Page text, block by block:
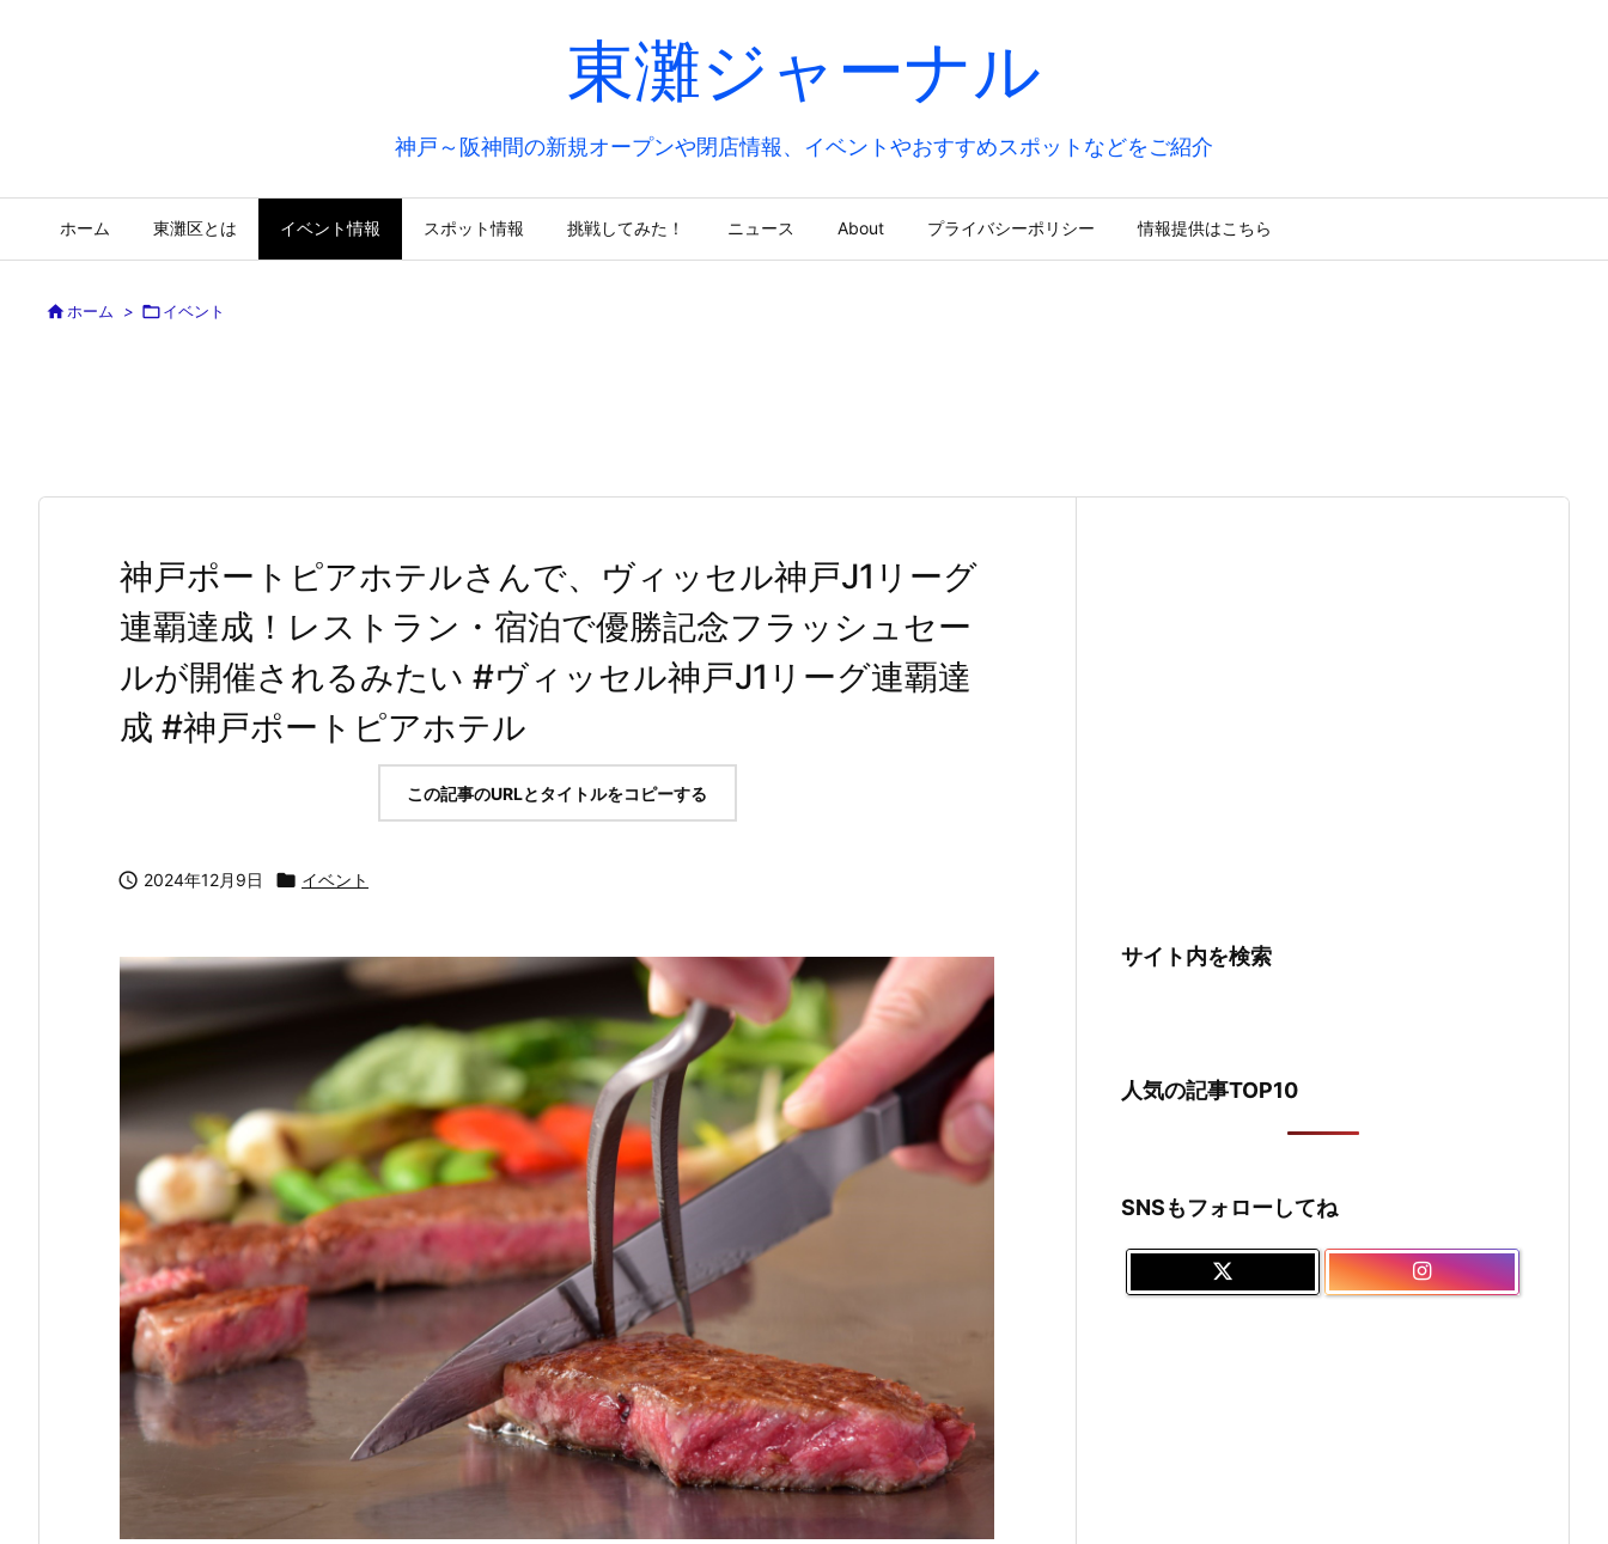
東灘ジャーナル
神戸～阪神間の新規オープンや閉店情報、イベントやおすすめスポットなどをご紹介
ホーム 東灘区とは イベント情報 スポット情報 挑戦してみた！ ニュース About プライバシーポリシー 情報提供はこちら
ホーム > イベント
神戸ポートピアホテルさんで、ヴィッセル神戸J1リーグ
連覇達成！レストラン・宿泊で優勝記念フラッシュセー
ルが開催されるみたい #ヴィッセル神戸J1リーグ連覇達
成 #神戸ポートピアホテル
この記事のURLとタイトルをコピーする
 2024年12月9日  イベント
サイト内を検索
人気の記事TOP10
SNSもフォローしてね